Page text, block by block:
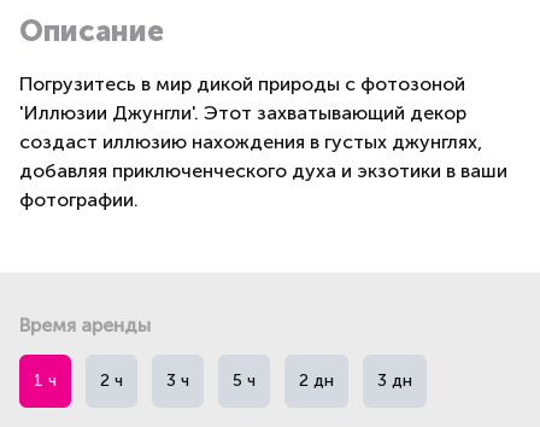
Описание
Погрузитесь в мир дикой природы с фотозоной
'Иллюзии Джунгли'. Этот захватывающий декор
создаст иллюзию нахождения в густых джунглях,
добавляя приключенческого духа и экзотики в ваши
фотографии.
Время аренды
1 ч 2 ч 3 ч 5 ч 2 дн 3 дн